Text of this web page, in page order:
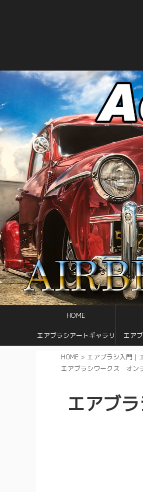
HOME
エアブラシアートギャラリ
ー
エア
HOME > エアブラシ入門｜
エアブラシワークス オン
エアブ